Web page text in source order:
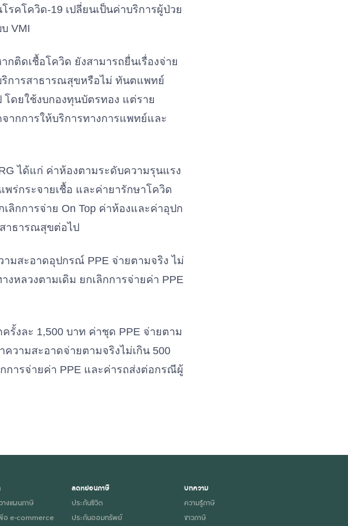
คโควิด-19 เปลี่ยนเป็นค่าบริการผู้ป่วย
VMI
ติดเชื้อโควิด ยังสามารถยื่นเรื่องจ่าย
การสาธารณสุขหรือไม่ ทันตแพทย์
โดยใช้งบกองทุนบัตรทอง แต่ราย
ากการให้บริการทางการแพทย์และ
ได้แก่ ค่าห้องตามระดับความรุนแรง
ร่กระจายเชื้อ และค่ายารักษาโควิด
ลิกการจ่าย On Top ค่าห้องและค่าอุปก
าธารณสุขต่อไป
มสะอาดอุปกรณ์ PPE จ่ายตามจริง ไม่
งหลวงตามเดิม ยกเลิกการจ่ายค่า PPE
รั้งละ 1,500 บาท ค่าชุด PPE จ่ายตาม
วามสะอาดจ่ายตามจริงไม่เกิน 500
การจ่ายค่า PPE และค่ารถส่งต่อกรณีผู้
งแผนภาษี
อ e-commerce
ลดหย่อนภาษี
ประกันชีวิต
ประกันออมทรัพย์
บทความ
ความรู้ภาษี
ข่าวภาษี